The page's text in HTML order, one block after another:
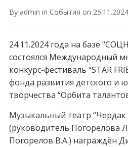
By admin in События on 25.11.2024
24.11.2024 года на базе
состоялся Международный
конкурс-фестиваль “STAR
фонда развития детского и
творчества “Орбита
Музыкальный театр
(руководитель Погорелова
Погорелов В.А.) награждён